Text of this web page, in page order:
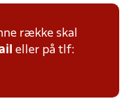
række skal
eller på tlf: